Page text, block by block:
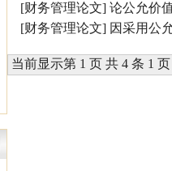
[财务管理论文] 论公允价
[财务管理论文] 因采用公
当前显示第 1 页 共 4 条 1 页